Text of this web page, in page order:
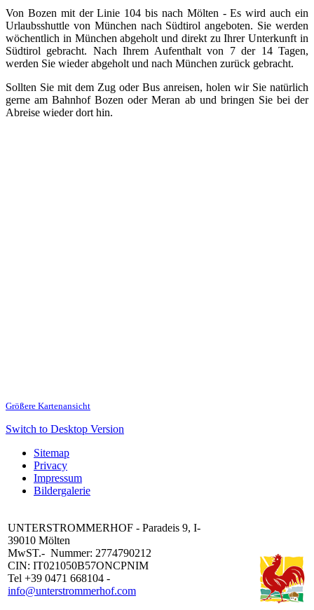
Von Bozen mit der Linie 104 bis nach Mölten - Es wird auch ein
Urlaubsshuttle von München nach Südtirol angeboten. Sie werden
wöchentlich in München abgeholt und direkt zu Ihrer Unterkunft in
Südtirol gebracht. Nach Ihrem Aufenthalt von 7 der 14 Tagen,
werden Sie wieder abgeholt und nach München zurück gebracht.
Sollten Sie mit dem Zug oder Bus anreisen, holen wir Sie natürlich
gerne am Bahnhof Bozen oder Meran ab und bringen Sie bei der
Abreise wieder dort hin.
Größere Kartenansicht
Switch to Desktop Version
Sitemap
Privacy
Impressum
Bildergalerie
UNTERSTROMMERHOF - Paradeis 9, I-
39010 Mölten
MwST.- Nummer: 2774790212
CIN: IT021050B57ONCPNIM
Tel +39 0471 668104 -
info@unterstrommerhof.com